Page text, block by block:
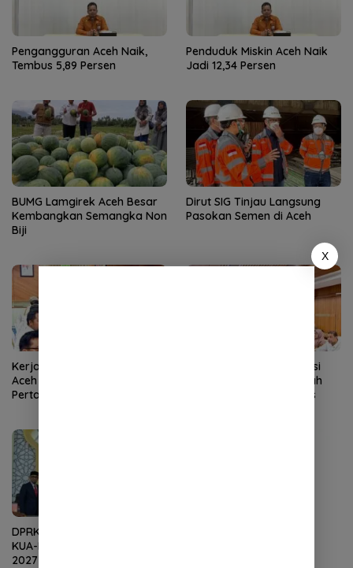
Pengangguran Aceh Naik,
Tembus 5,89 Persen
Penduduk Miskin Aceh Naik
Jadi 12,34 Persen
BUMG Lamgirek Aceh Besar
Kembangkan Semangka Non
Biji
Dirut SIG Tinjau Langsung
Pasokan Semen di Aceh
Kerja Cepat Tim Pemerintah
Aceh Membuahkan Hasil,
Pertamina Tambah
Pemerintah Aceh Evaluasi
Kelangkaan, SBA Tambah
Pasokan Semen Andalas
DPRK Terima Dokumen R-
KUA-PPAS APBK Banda Aceh
2027 dari Eksekutif
X